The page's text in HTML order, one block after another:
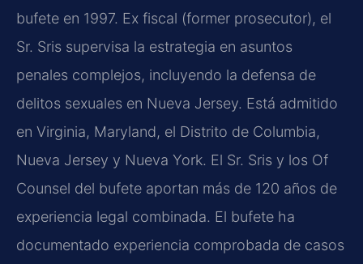
bufete en 1997. Ex fiscal (former prosecutor), el
Sr. Sris supervisa la estrategia en asuntos
penales complejos, incluyendo la defensa de
delitos sexuales en Nueva Jersey. Está admitido
en Virginia, Maryland, el Distrito de Columbia,
Nueva Jersey y Nueva York. El Sr. Sris y los Of
Counsel del bufete aportan más de 120 años de
experiencia legal combinada. El bufete ha
documentado experiencia comprobada de casos